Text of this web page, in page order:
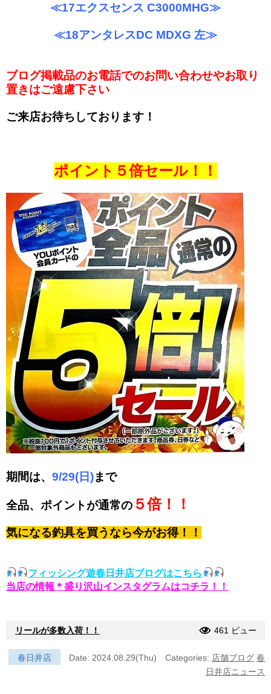
≪17エクスセンス C3000MHG≫
≪18アンタレスDC MDXG 左≫
ブログ掲載品のお電話でのお問い合わせやお取り
置きはご遠慮下さい
ご来店お待ちしております！
ポイント５倍セール！！
期間は、 9/29(日)まで
全品、ポイントが通常の ５倍！！
気になる釣具を買うなら今がお得！！
フィッシング遊春日井店ブログはこちら
当店の情報＊盛り沢山インスタグラムはコチラ！！
リールが多数入荷！！ 461 ビュー
春日井店 Date: 2024.08.29(Thu) Categories: 店舗ブログ 春
日井店ニュース